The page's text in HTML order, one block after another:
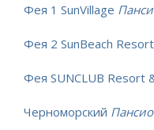
Фея 1 SunVillage
Фея 2 SunBeach
Фея SUNCLUB Resort
Черноморский